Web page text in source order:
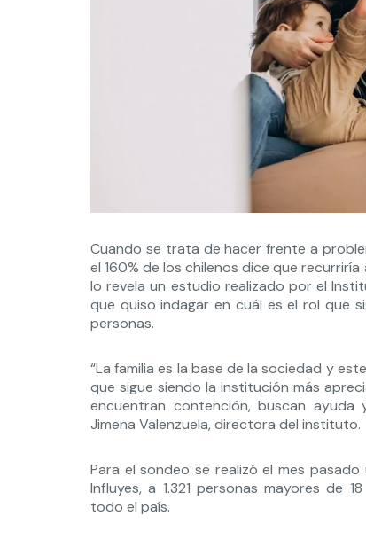
Cuando se trata de hacer frente a
el 160% de los chilenos dice que
lo revela un estudio realizado por el
que quiso indagar en cuál es el rol que
personas.
“La familia es la base de la sociedad y
que sigue siendo la institución más
encuentran contención, buscan
Jimena Valenzuela, directora del instituto.
Para el sondeo se realizó el mes
Influyes, a 1.321 personas mayores de
todo el país.